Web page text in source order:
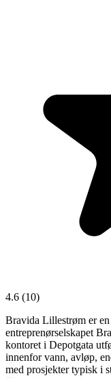
4.6 (10)
Bravida Lillestrøm er
entreprenørselskapet
kontoret i Depotgata
innenfor vann, avløp,
med prosjekter typisk i